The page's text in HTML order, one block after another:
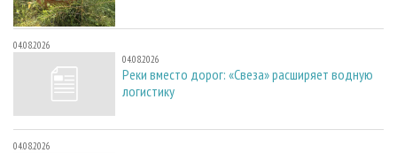
04.08.2026
04.08.2026
Реки вместо дорог: «Свеза» расширяет водную
логистику
04.08.2026